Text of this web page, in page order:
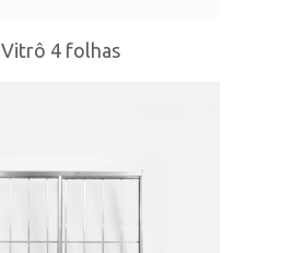
Vitrô 4 folhas